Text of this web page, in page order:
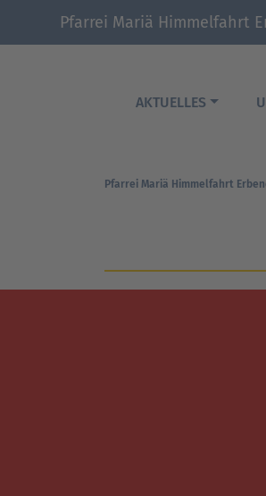
Pfarrei Mariä Himmelfahrt
AKTUELLES
Pfarrei Mariä Himmelfahrt